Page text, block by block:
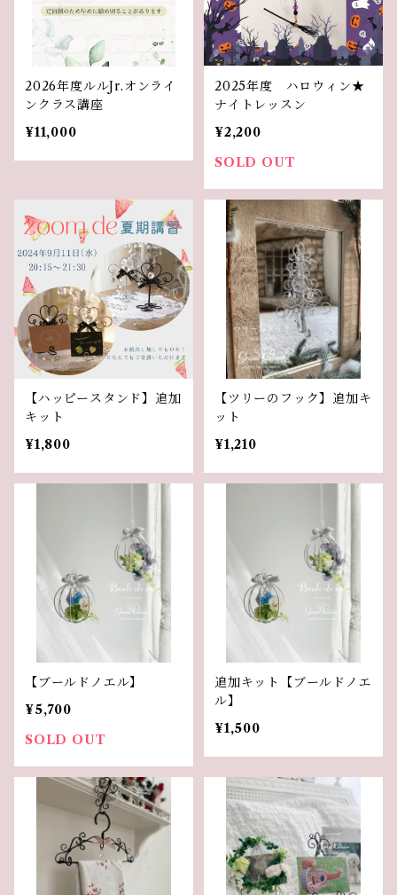
2026年度ルルJr.オンライ
ンクラス講座
¥11,000
2025年度 ハロウィン★
ナイトレッスン
¥2,200
SOLD OUT
【ハッピースタンド】追加
キット
¥1,800
【ツリーのフック】追加キ
ット
¥1,210
【ブールドノエル】
¥5,700
SOLD OUT
追加キット【ブールドノエ
ル】
¥1,500